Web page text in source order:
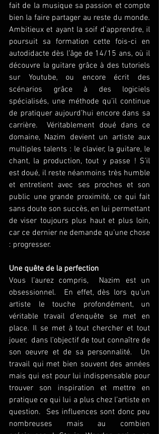
fait de la musique sa passion et compte
bien la faire partager au reste du monde.
Ambitieux et ayant la soif d’apprendre, il
poursuit sa formation cette fois-ci en
autodidacte dès l’âge de 14/15 ans, où il
découvre la guitare grâce à des tutoriels
sur Youtube, ou encore écrit des
scénarios grâce à des logiciels
spécialisés, une méthode qu’il continue
de pratiquer aujourd’hui encore dans sa
carrière.  Véritablement doué dans ce
domaine, Nazim devient un artiste aux
multiples talents : le clavier, la guitare, le
chant, la production, tout y passe ! S’il
est doué, il reste néanmoins très humble
et entretient avec ses proches et son
public une grande proximité, ce qui fait
sans doute son succès, en lui permettant
de viser toujours plus haut et plus loin,
car ce dernier ne demande qu’une chose
: progresser.
Une quête de la perfection
Vous l’aurez compris,  Nazim est un
obsessionnel.  En effet, dès lors qu’un
artiste le touche profondément, un
véritable travail d’enquête se met en
place. Il se met à tout chercher et tout
jouer,  dans l’objectif de tout connaître de
son oeuvre et de sa personnalité.  Un
travail qui met bien souvent des années
mais qui est pour lui indispensable pour
trouver son inspiration et mettre en
pratique ce qui lui a plus chez l’artiste en
question.  Ses influences sont donc peu
nombreuses mais au combien